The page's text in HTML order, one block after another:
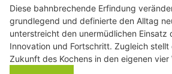
Diese bahnbrechende Erfindung
grundlegend und definierte den Alltag
unterstreicht den unermüdlichen Einsatz
Innovation und Fortschritt. Zugleich stellt
Zukunft des Kochens in den eigenen vier